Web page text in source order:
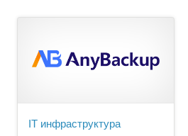
IT инфраструктура